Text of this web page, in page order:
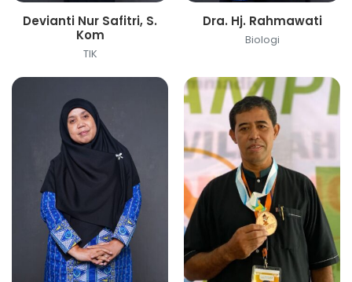
Devianti Nur Safitri, S.
Kom
TIK
Dra. Hj. Rahmawati
Biologi